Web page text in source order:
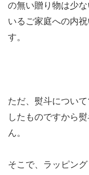
の無い贈り物は少
いるご家庭への内
す。
ただ、熨斗につい
したものですから
ん。
そこで、ラッピン